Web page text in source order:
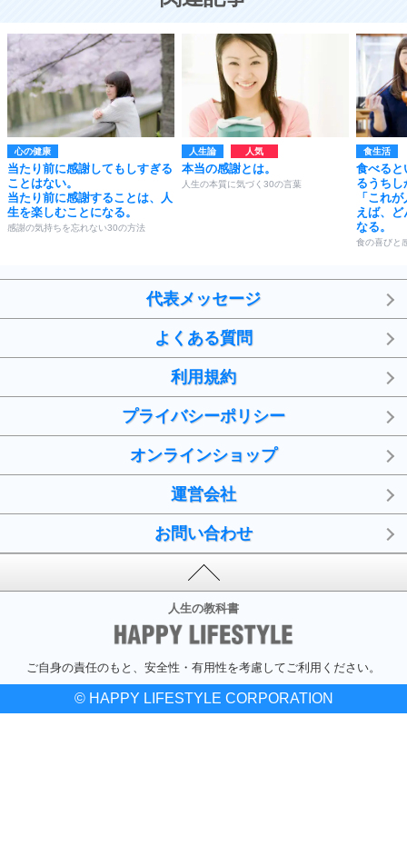
心の健康
当たり前に感謝してもしすぎる
ことはない。
当たり前に感謝することは、人
生を楽しむことになる。
感謝の気持ちを忘れない30の方法
人生論
本当の感謝とは。
人生の本質に気づく30の言葉
食生活
食べると
るうちし
「これ
えば、
なる。
食の喜びと
代表メッセージ
よくある質問
利用規約
プライバシーポリシー
オンラインショップ
運営会社
お問い合わせ
人生の教科書
ご自身の責任のもと、安全性・有用性を考慮してご利用ください。
© HAPPY LIFESTYLE CORPORATION